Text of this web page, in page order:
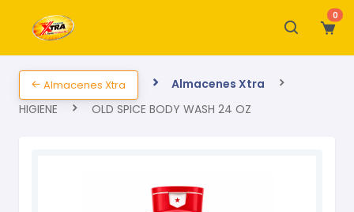
0
Almacenes Xtra
Almacenes Xtra
HIGIENE
OLD SPICE BODY WASH 24 OZ